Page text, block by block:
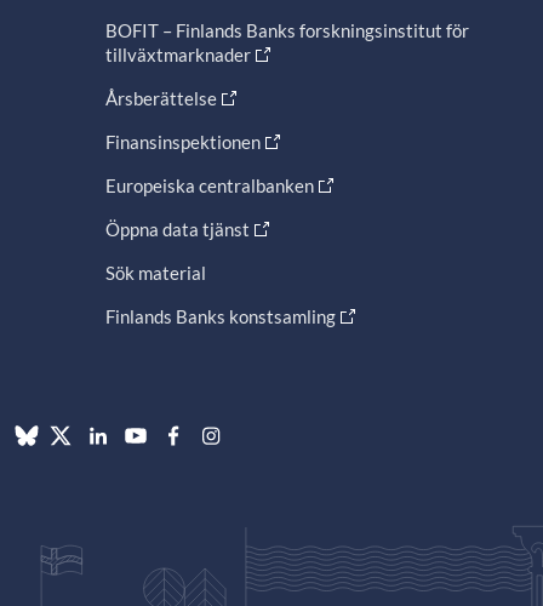
BOFIT – Finlands Banks forskningsinstitut för
tillväxtmarknader
Årsberättelse
Finansinspektionen
Europeiska centralbanken
Öppna data tjänst
Sök material
Finlands Banks konstsamling